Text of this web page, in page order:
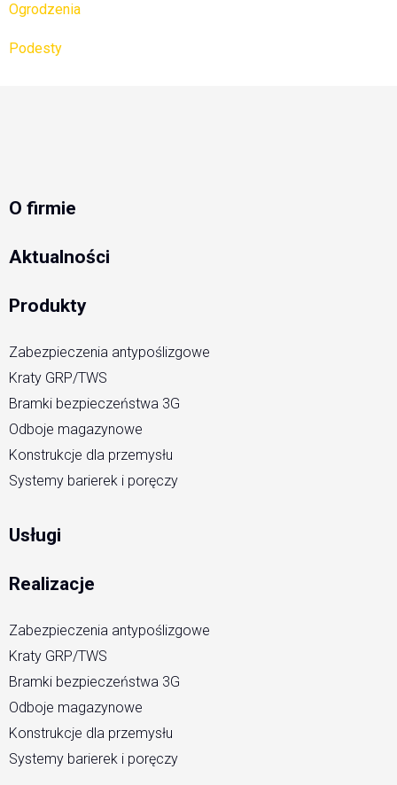
Ogrodzenia
Podesty
O firmie
Aktualności
Produkty
Zabezpieczenia antypoślizgowe
Kraty GRP/TWS
Bramki bezpieczeństwa 3G
Odboje magazynowe
Konstrukcje dla przemysłu
Systemy barierek i poręczy
Usługi
Realizacje
Zabezpieczenia antypoślizgowe
Kraty GRP/TWS
Bramki bezpieczeństwa 3G
Odboje magazynowe
Konstrukcje dla przemysłu
Systemy barierek i poręczy